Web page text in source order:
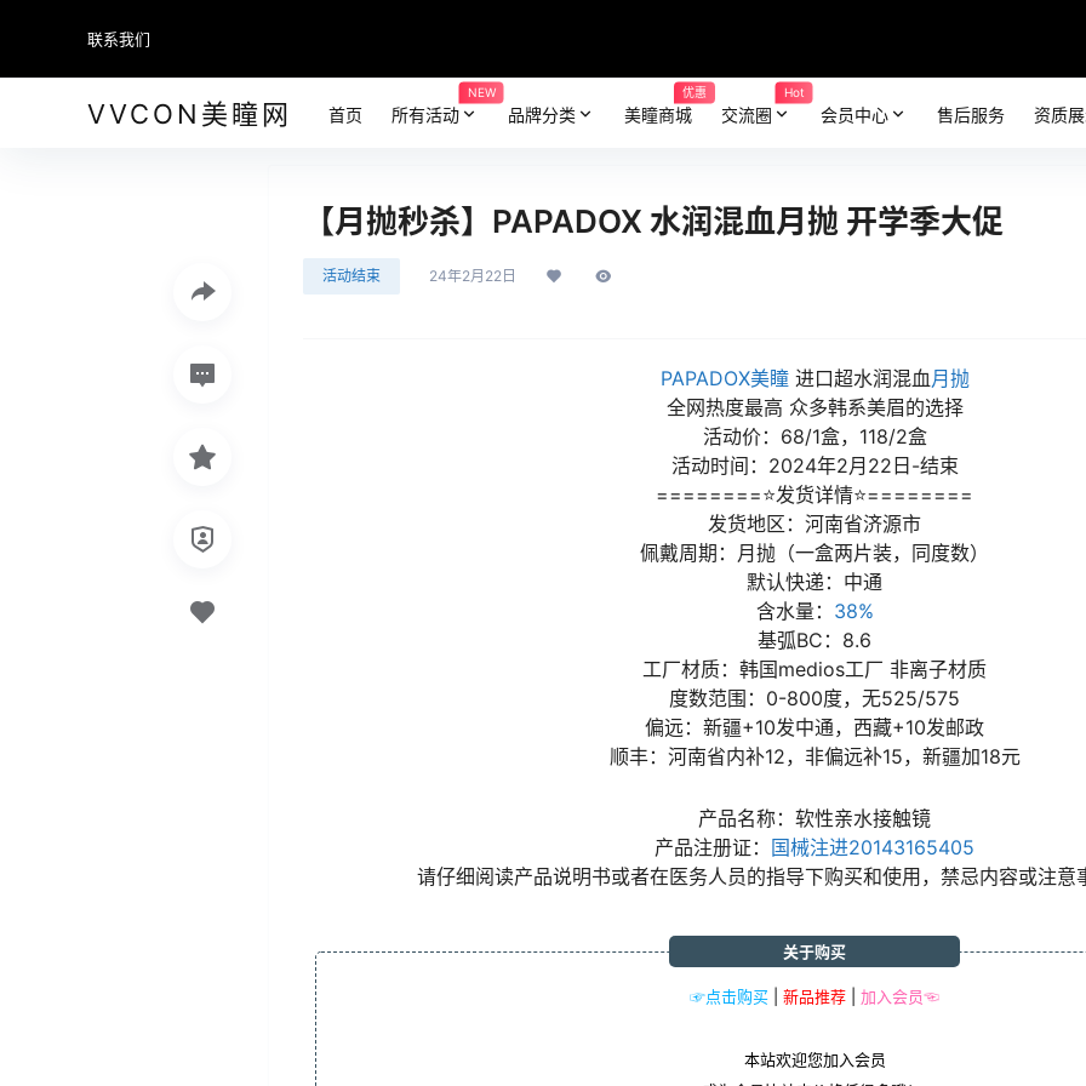
联系我们
VVCON美瞳网 首页 所有活动
NEW
品牌分类 美瞳商城
优惠
交流圈
Hot
会员中心 售后服务 资质
【月抛秒杀】PAPADOX 水润混血月抛 开学季大促
活动结束 24年2月22日
PAPADOX美瞳进口超水润混血月抛
全网热度最高 众多韩系美眉的选择
活动价：68/1盒，118/2盒
活动时间：2024年2月22日-结束
========⭐发货详情⭐========
发货地区：河南省济源市
佩戴周期：月抛（一盒两片装，同度数）
默认快递：中通
含水量： 38%
基弧BC：8.6
工厂材质：韩国medios工厂 非离子材质
度数范围：0-800度，无525/575
偏远：新疆+10发中通，西藏+10发邮政
顺丰：河南省内补12，非偏远补15，新疆加18元
产品名称：软性亲水接触镜
产品注册证： 国械注进20143165405
请仔细阅读产品说明书或者在医务人员的指导下购买和使用，禁忌内容或注意
☞点击购买 新品推荐 加入会员☜
关于购买
本站欢迎您加入会员